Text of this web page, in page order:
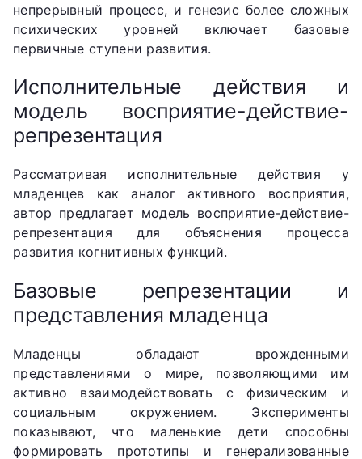
непрерывный процесс, и генезис более сложных
психических уровней включает базовые
первичные ступени развития.
Исполнительные действия и
модель восприятие-действие-
репрезентация
Рассматривая исполнительные действия у
младенцев как аналог активного восприятия,
автор предлагает модель восприятие-действие-
репрезентация для объяснения процесса
развития когнитивных функций.
Базовые репрезентации и
представления младенца
Младенцы обладают врожденными
представлениями о мире, позволяющими им
активно взаимодействовать с физическим и
социальным окружением. Эксперименты
показывают, что маленькие дети способны
формировать прототипы и генерализованные